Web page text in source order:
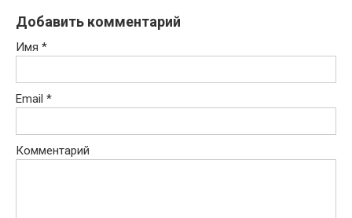
Добавить комментарий
Имя *
Email *
Комментарий